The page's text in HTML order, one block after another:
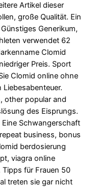
Artikel dieser
große Qualität. Ein
Generikum,
verwendet 62
Clomid
Preis. Sport
Clomid online ohne
other popular and
des Eisprungs.
Schwangerschaft
business, bonus
berdosierung
viagra online
für Frauen 50
treten sie gar nicht